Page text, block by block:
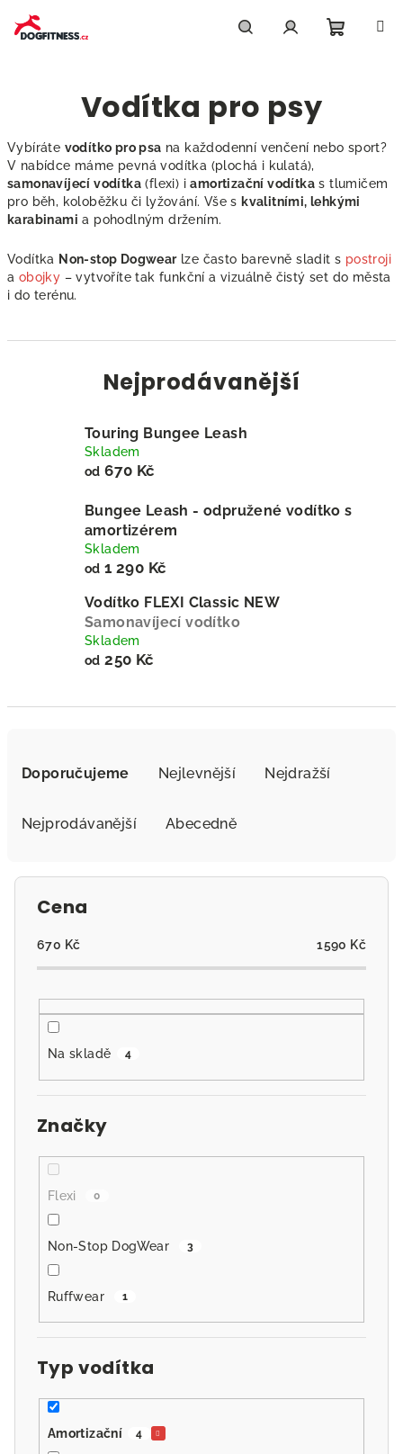
obsah
Vodítka pro psy
Vybíráte vodítko pro psa na každodenní venčení nebo sport?
V nabídce máme pevná vodítka (plochá i kulatá),
samonavíjecí vodítka (flexi) iamortizační vodítka s tlumičem
pro běh, koloběžku či lyžování. Vše s kvalitními, lehkými
karabinami a pohodlným držením.
Vodítka Non-stop Dogwearlze často barevně sladit s postroji
a obojky – vytvoříte tak funkční a vizuálně čistý set do města
i do terénu.
Nejprodávanější
Touring Bungee Leash
Skladem
od 670 Kč
Bungee Leash - odpružené vodítko s
amortizérem
Skladem
od 1 290 Kč
Vodítko FLEXI Classic NEW
Samonavíjecí vodítko
Skladem
od 250 Kč
Doporučujeme Nejlevnější Nejdražší
Nejprodávanější Abecedně
Cena
670 Kč 1590 Kč
Na skladě 4
Značky
Flexi 0
Non-Stop DogWear 3
Ruffwear 1
Typ vodítka
Amortizační 4